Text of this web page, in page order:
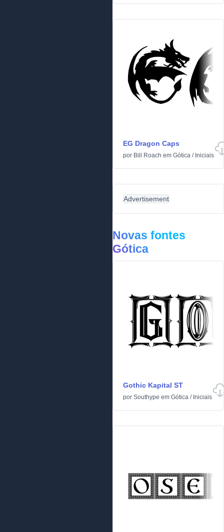
EG Dragon Caps
por Bill Roach em Gótica / Iniciais
Advertisement
Novas fontes
Gótica
Gothic Kapital ST
por Southype em Gótica / Iniciais